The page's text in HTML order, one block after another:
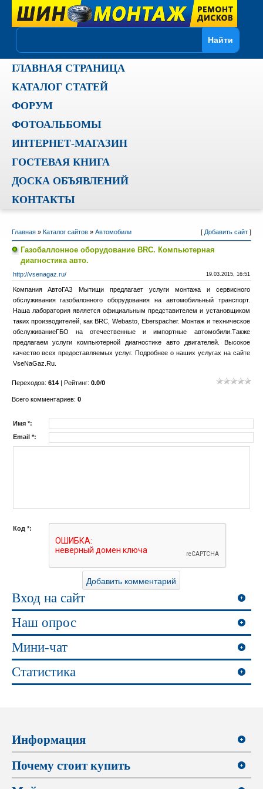
ГЛАВНАЯ СТРАНИЦА
КАТАЛОГ СТАТЕЙ
ФОРУМ
ФОТОАЛЬБОМЫ
ИНТЕРНЕТ-МАГАЗИН
ГОСТЕВАЯ КНИГА
ДОСКА ОБЪЯВЛЕНИЙ
КОНТАКТЫ
Главная» Каталог сайтов» Автомобили [ Добавить сайт]
Газобаллонное оборудование BRC. Компьютерная
диагностика авто.
http://vsenagaz.ru/ 19.03.2015, 16:51
Компания АвтоГАЗ Мытищи предлагает услуги монтажа и сервисного
обслуживания газобалонного оборудования на автомобильный транспорт.
Наша лаборатория является официальным представителем и установщиком
таких производителей, как BRC, Webasto, Eberspacher. Монтаж и техническое
обслуживаниеГБО на отечественные и импортные автомобили.Также
предлагаем услуги компьютерной диагностике авто двигателей. Высокое
качество всех предоставляемых услуг. Подробнее о наших услугах на сайте
VseNaGaz.Ru.
Переходов: 614| Рейтинг: 0.0/0
Всего комментариев: 0
Имя *:
Email *:
Код *:
Вход на сайт
Наш опрос
Мини-чат
Статистика
Информация
Почему стоит купить